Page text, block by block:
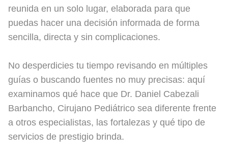
reunida en un solo lugar, elaborada para que
puedas hacer una decisión informada de forma
sencilla, directa y sin complicaciones.
No desperdicies tu tiempo revisando en múltiples
guías o buscando fuentes no muy precisas: aquí
examinamos qué hace que Dr. Daniel Cabezali
Barbancho, Cirujano Pediátrico sea diferente frente
a otros especialistas, las fortalezas y qué tipo de
servicios de prestigio brinda.